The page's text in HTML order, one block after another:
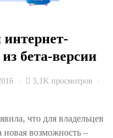
бета-версии
3,1K просмотров
что для владельцев
новая возможность –